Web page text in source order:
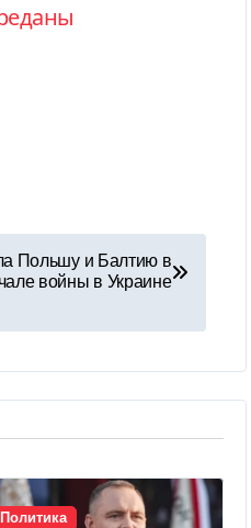
Польшу и Балтию в
войны в Украине
Политика